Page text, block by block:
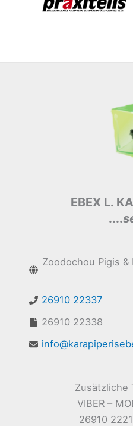
EBEX L.
....
Zoodochou Pigis
26910 22337
26910 22338
Zusätzliche
VIBER –
26910